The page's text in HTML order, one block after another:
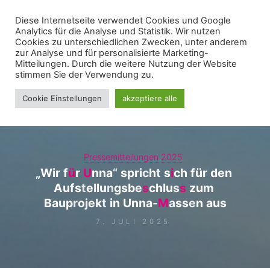
Inhalt
springen
WIR FÜR UNNA - FRAKTION
Pressemitteilungen 2025
„Wir für Unna“ spricht sich für den
Aufstellungsbeschluss zum
Bauprojekt in Unna-Massen aus
7. JULI 2025
Diese Internetseite verwendet Cookies und Google
Analytics für die Analyse und Statistik. Wir nutzen
Cookies zu unterschiedlichen Zwecken, unter anderem
zur Analyse und für personalisierte Marketing-
Mitteilungen. Durch die weitere Nutzung der Website
stimmen Sie der Verwendung zu.
Cookie Einstellungen akzeptiere alle